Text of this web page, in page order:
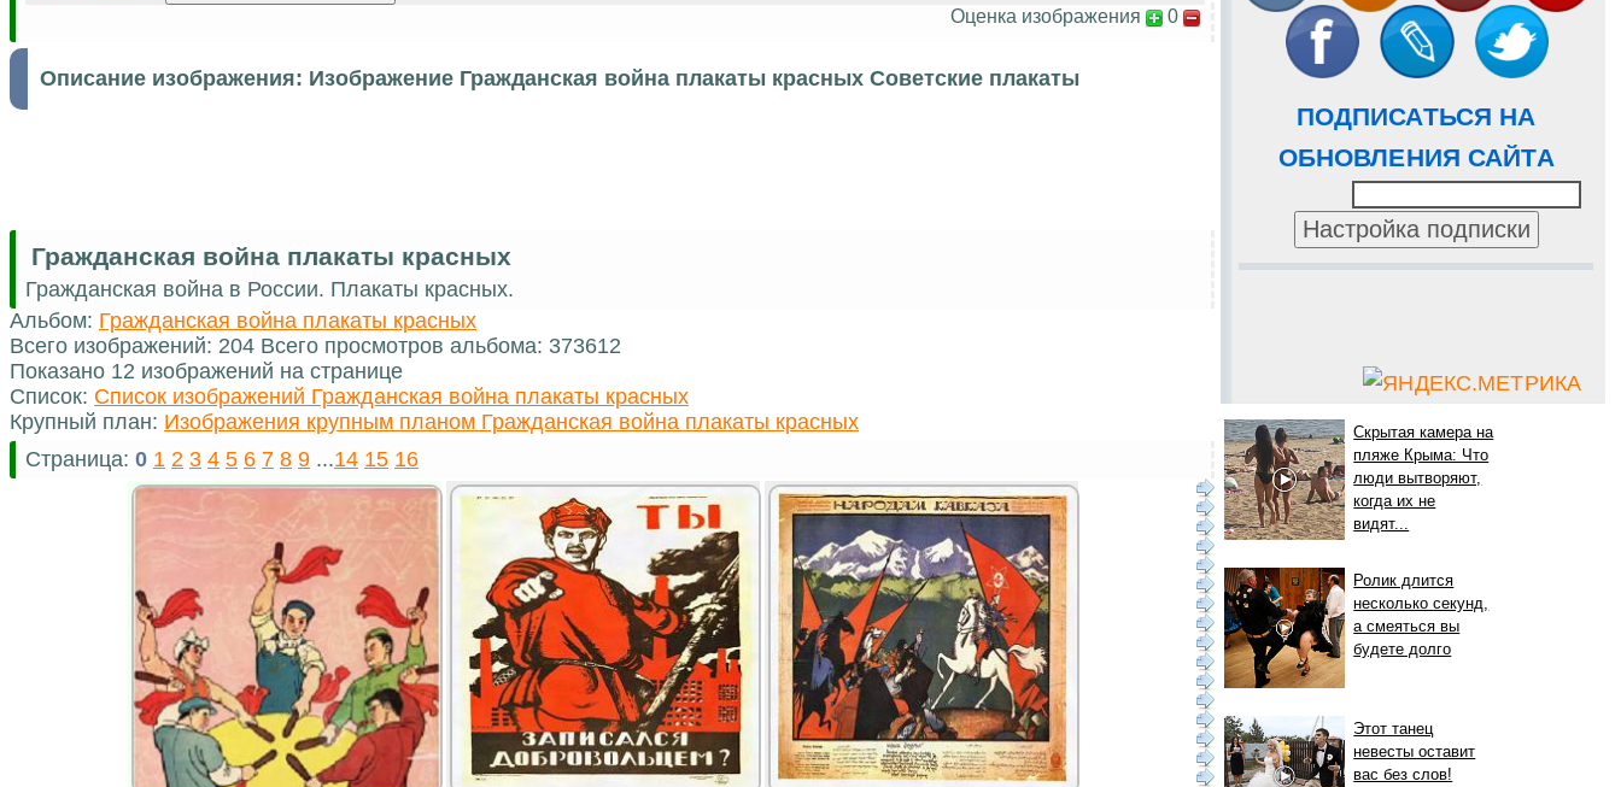
ПОДПИСАТЬСЯ НА
ОБНОВЛЕНИЯ САЙТА
Скрытая камера на
пляже Крыма: Что
люди вытворяют,
когда их не
видят...
Ролик длится
несколько секунд,
а смеяться вы
будете долго
Этот танец
невесты оставит
вас без слов!
Оценка изображения 0
Описание изображения: Изображение Гражданская война плакаты красных Советские плакаты
Гражданская война плакаты красных
Гражданская война в России. Плакаты красных.
Альбом: Гражданская война плакаты красных
Всего изображений: 204 Всего просмотров альбома: 373612
Показано 12 изображений на странице
Список: Список изображений Гражданская война плакаты красных
Крупный план: Изображения крупным планом Гражданская война плакаты красных
Страница: 0 1 2 3 4 5 6 7 8 9 ...14 15 16